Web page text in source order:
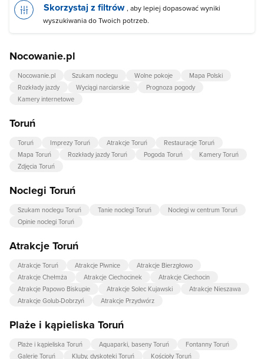
Skorzystaj z filtrów , aby lepiej dopasować wyniki
wyszukiwania do Twoich potrzeb.
Nocowanie.pl
Nocowanie.pl Szukam noclegu Wolne pokoje
Mapa Polski
Rozkłady jazdy
Wyciągi narciarskie
Prognoza pogody
Kamery internetowe
Toruń
Toruń Imprezy Toruń Atrakcje Toruń
Restauracje Toruń
Mapa Toruń
Rozkłady jazdy Toruń Pogoda Toruń
Kamery Toruń
Zdjęcia Toruń
Noclegi Toruń
Szukam noclegu Toruń Tanie noclegi Toruń
Noclegi w centrum Toruń
Opinie noclegi Toruń
Atrakcje Toruń
Atrakcje Toruń Atrakcje Piwnice
Atrakcje Bierzgłowo
Atrakcje Chełmża
Atrakcje Ciechocinek
Atrakcje Ciechocin
Atrakcje Papowo Biskupie
Atrakcje Solec Kujawski
Atrakcje Nieszawa
Atrakcje Golub-Dobrzyń
Atrakcje Przydwórz
Plaże i kąpieliska Toruń
Plaże i kąpieliska Toruń Aquaparki, baseny Toruń
Fontanny Toruń
Galerie Toruń
Kluby, dyskoteki Toruń
Kościoły Toruń